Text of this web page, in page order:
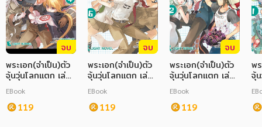
จบ
พระเอก(จำเป็น)ตัว
จุ้นวุ่นโลกแตก เล่ม
4
EBook
119
จบ
พระเอก(จำเป็น)ตัว
จุ้นวุ่นโลกแตก เล่ม
6
EBook
119
จบ
พระเอก(จำเป็น)ตัว
จุ้นวุ่นโลกแตก เล่ม
2
EBook
119
พ
จุ้
1